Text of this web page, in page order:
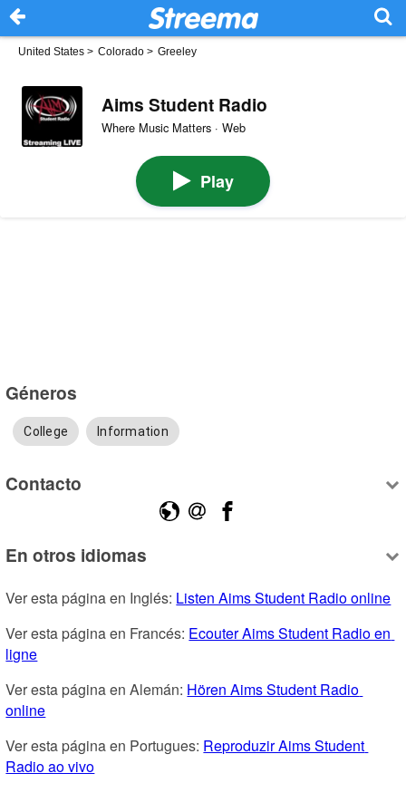
United States > Colorado > Greeley
Aims Student Radio
Where Music Matters · Web
Play
Géneros
College Information
Contacto
En otros idiomas
Ver esta página en Inglés: Listen Aims Student Radio online
Ver esta página en Francés: Ecouter Aims Student Radio en
ligne
Ver esta página en Alemán: Hören Aims Student Radio
online
Ver esta página en Portugues: Reproduzir Aims Student
Radio ao vivo